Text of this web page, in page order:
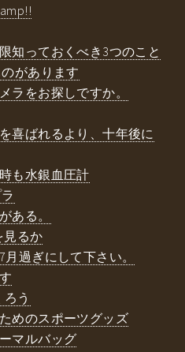
知っておくべき3つのこと
があります
ラをお探しですか。
喜ばれるより、十年後に
も水銀血圧計
ある。
見るか
過ぎにして下さい。
う
めのスポーツグッズ
マルバッグ